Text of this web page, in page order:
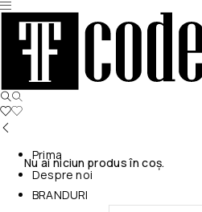
Nu ai niciun produs în coș.
Prima
Despre noi
BRANDURI